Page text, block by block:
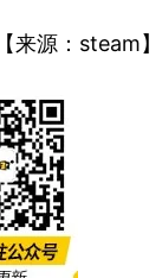
【来源：steam】